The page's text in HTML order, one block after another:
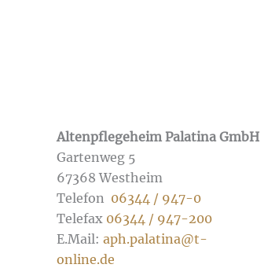
Altenpflegeheim Palatina GmbH
Gartenweg 5
67368 Westheim
Telefon 06344 / 947-0
Telefax 06344 / 947-200
E.Mail: aph.palatina@t-
online.de